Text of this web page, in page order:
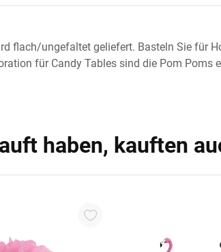
flach/ungefaltet geliefert. Basteln Sie für
für Candy Tables sind die Pom Poms
haben, kauften